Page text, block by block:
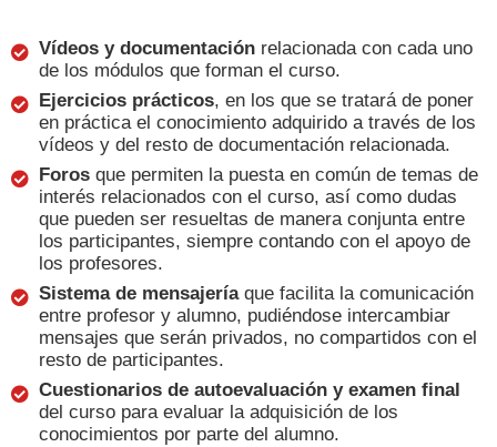
Vídeos y documentación relacionada con cada uno
de los módulos que forman el curso.
Ejercicios prácticos, en los que se tratará de poner
en práctica el conocimiento adquirido a través de los
vídeos y del resto de documentación relacionada.
Foros que permiten la puesta en común de temas de
interés relacionados con el curso, así como dudas
que pueden ser resueltas de manera conjunta entre
los participantes, siempre contando con el apoyo de
los profesores.
Sistema de mensajeríaque facilita la comunicación
entre profesor y alumno, pudiéndose intercambiar
mensajes que serán privados, no compartidos con el
resto de participantes.
Cuestionarios de autoevaluación y examen final
del curso para evaluar la adquisición de los
conocimientos por parte del alumno.